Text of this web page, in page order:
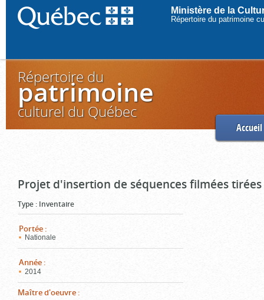
Ministère de la
Répertoire du patrimoine
Répertoire du
patrimoine
culturel du Québec
Accueil
Projet d'insertion de séquences filmées
Type : Inventaire
Portée :
Nationale
Année :
2014
Maître d'oeuvre :